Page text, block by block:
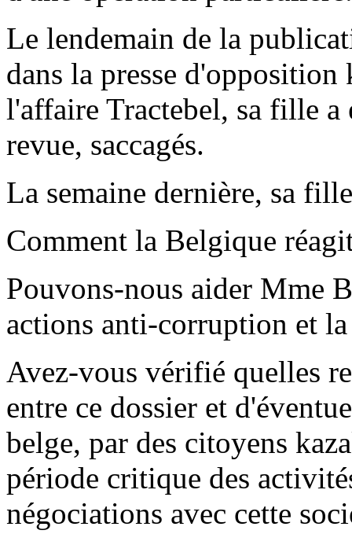
Le lendemain de la
dans la presse d'opposition
l'affaire Tractebel, sa fille a
revue, saccagés.
La semaine dernière, sa
Comment la Belgique
Pouvons-nous aider Mme
actions anti-corruption et
Avez-vous vérifié quelles
entre ce dossier et
belge, par des citoyens
période critique des
négociations avec cette